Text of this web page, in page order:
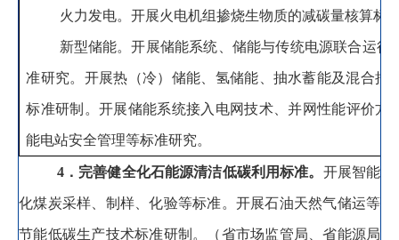
火力发电。 开展火电机组掺烧生物质的减碳量核算标
新型储能。开展储能系统、储能与传统电源联合运行
准研究。开展热（冷）储能、氢储能、抽水蓄能及混合抽
标准研制 。 开展储能系统接入电网技术、并网性能评价方
能电站安全管理等标准研究。
4．完善健全化石能源清洁低碳利用标准。 开展智能
化煤炭采样 制样、化验等标准。 开展石油天然气储运等
节能低碳生产技术标准研制。 （省市场监管局、省能源局